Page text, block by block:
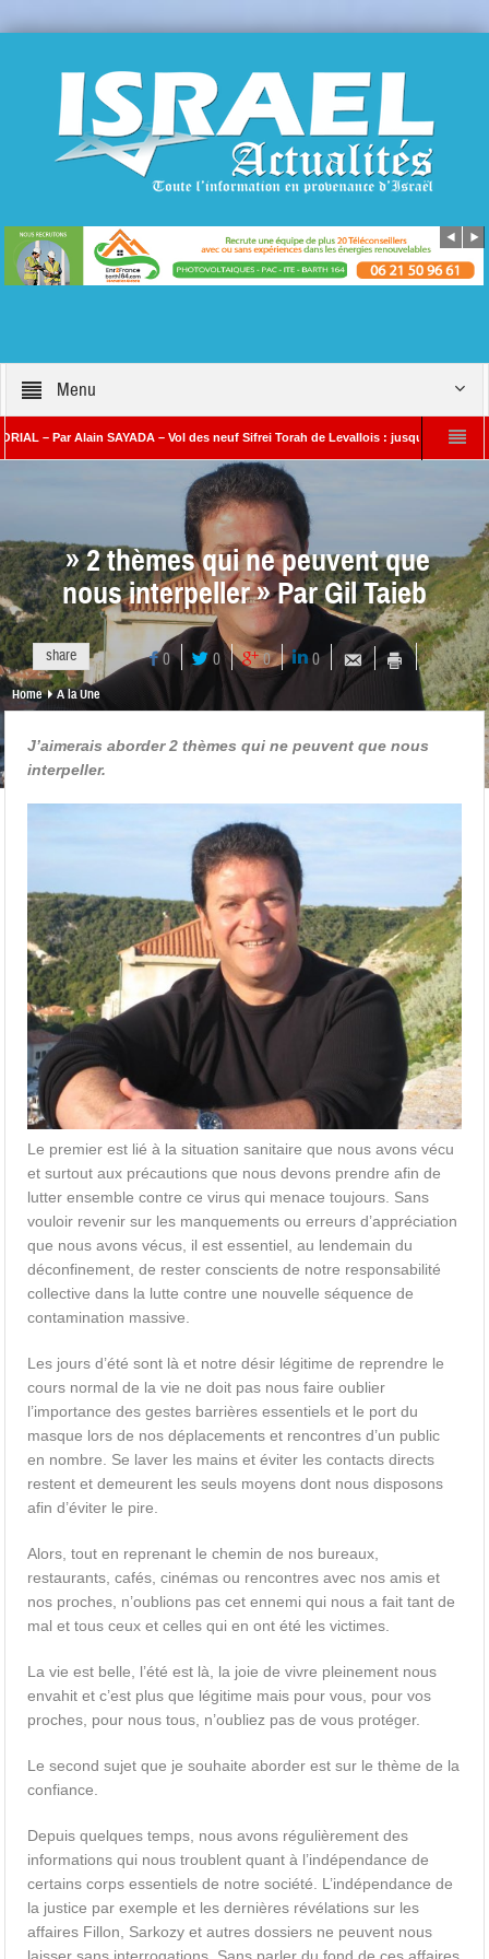
Menu
Alain SAYADA – Vol des neuf Sifrei Torah de Levallois : jusqu’à quand le silence
Benjamin Netanyahou à l’Iran : « Si vous nous attaquez, notre riposte
» 2 thèmes qui ne peuvent que
nous interpeller » Par Gil Taieb
share 0 0 0 0
Home A la Une
J’aimerais aborder 2 thèmes qui ne peuvent que nous
interpeller.
Le premier est lié à la situation sanitaire que nous avons vécu
et surtout aux précautions que nous devons prendre afin de
lutter ensemble contre ce virus qui menace toujours. Sans
vouloir revenir sur les manquements ou erreurs d’appréciation
que nous avons vécus, il est essentiel, au lendemain du
déconfinement, de rester conscients de notre responsabilité
collective dans la lutte contre une nouvelle séquence de
contamination massive.
Les jours d’été sont là et notre désir légitime de reprendre le
cours normal de la vie ne doit pas nous faire oublier
l’importance des gestes barrières essentiels et le port du
masque lors de nos déplacements et rencontres d’un public
en nombre. Se laver les mains et éviter les contacts directs
restent et demeurent les seuls moyens dont nous disposons
afin d’éviter le pire.
Alors, tout en reprenant le chemin de nos bureaux,
restaurants, cafés, cinémas ou rencontres avec nos amis et
nos proches, n’oublions pas cet ennemi qui nous a fait tant de
mal et tous ceux et celles qui en ont été les victimes.
La vie est belle, l’été est là, la joie de vivre pleinement nous
envahit et c’est plus que légitime mais pour vous, pour vos
proches, pour nous tous, n’oubliez pas de vous protéger.
Le second sujet que je souhaite aborder est sur le thème de la
confiance.
Depuis quelques temps, nous avons régulièrement des
informations qui nous troublent quant à l’indépendance de
certains corps essentiels de notre société. L’indépendance de
la justice par exemple et les dernières révélations sur les
affaires Fillon, Sarkozy et autres dossiers ne peuvent nous
laisser sans interrogations. Sans parler du fond de ces affaires